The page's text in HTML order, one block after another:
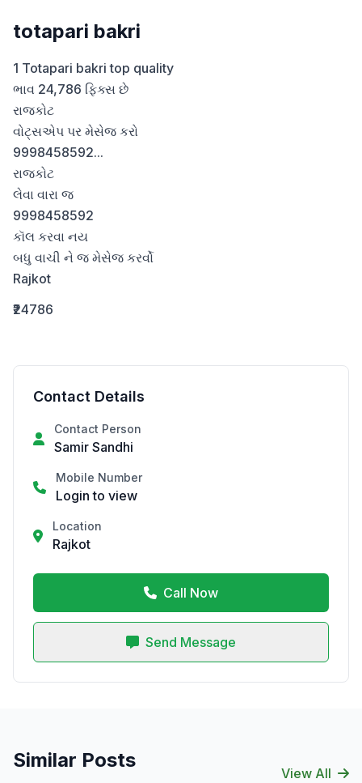
totapari bakri
1 Totapari bakri top quality
ભાવ 24,786 ફિક્સ છે
રાજકોટ
વોટ્સએપ પર મેસેજ કરો
9998458592...
રાજકોટ
લેવા વારા જ
9998458592
કૉલ કરવા નય
બધુ વાચી ને જ મેસેજ કરર્વો
Rajkot
₹24786
Contact Details
Contact Person
Samir Sandhi
Mobile Number
Login to view
Location
Rajkot
Call Now
Send Message
Similar Posts
View All